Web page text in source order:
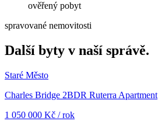
ověřený pobyt
spravované nemovitosti
Další byty v naší správě.
Staré Město
Charles Bridge 2BDR Ruterra Apartment
1 050 000 Kč / rok